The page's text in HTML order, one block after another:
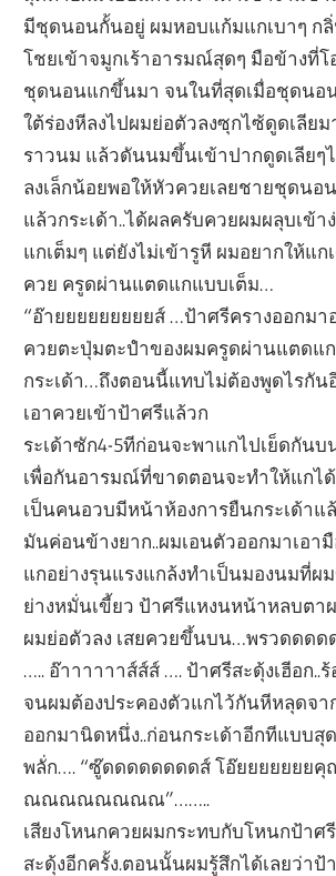
มีชุดนอนกั้นอยู่ ผมหอบแก้มแกเบาๆ ก
โชยเข้าจมูกเร้าอารมณ์สุดๆ มือข้างที่
ชุดนอนแกขึ้นมา จนในที่สุดเมื่อชุดนอ
ใต้ร่องหีลงไปผมย่อตัวลงซุกไซ้ดูดเลีย
ราวนม แล้วดันนมขึ้นเข้าปากดูดเลียๆ
ลงเล็กน้อยพอให้หัวควยเลยชายชุดนอ
แล้วกระเด้า..ได้ผลครับควยผมผลุบเข้
แกเต็มๆ แต่ยังไม่เข้ารูหี ผมอยากให้แก
ควย ครูดผ่านแตดแกแบบเต็ม…
“อ๊ายยยยยยยยยส์ …ป้าศรีครางออกมา
ควยตะปุ่มตะปำของผมครูดผ่านแตดแ
กระเด้า…ถึงตอนนี้แทบไม่ต้องพูดไรกัน
เอาควยเข้าป้าศรีแล้วก
ระเด้าซัก4-5ทีก่อนจะพาแกไปเย็ดกัน
เพื่อกันอารมณ์ที่ขาดตอนจะทำให้แกไ
เป็นคนอวบมีหน้าห้องการยืนกระเด้าแ
มันค่อนข้างยาก..ผมเอนตัวออกมาเอา
แกอย่างรุนแรงแกล้งทำเป็นมองนมที่ผ
ย่างหมั่นเขี้ยว ป้าศรีแหงนหน้าหลบตา
ผมย่อตัวลง เสยควยขึ้นบน…พรวดดด
….. อ๊าาาาาาส์ส์ส์ …. ป้าศรีสะดุ้งเฮีอก..
จนผมต้องประคองตัวแกไว้กันหีหลุดจ
ออกมานิดหนึ่ง..ก่อนกระเด้าอีกทีแบบสุ
พลั่ก…. “ซู๊ดดดดดดดดส์ โอ๊ยยยยยยยคุ
ณณณณณณณณ”……..
เสียงโหนกควยผมกระทบกับโหนกป้าศ
สะดุ้งอีกครั้ง.ตอนนั้นผมรู้สึกได้เลยว่าป้